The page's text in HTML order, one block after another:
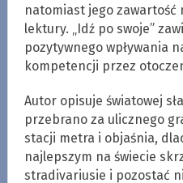
natomiast jego zawartość
lektury. „Idź po swoje”
pozytywnego wpływania
kompetencji przez
Autor opisuje światowej
przebrano za ulicznego
stacji metra i objaśnia,
najlepszym na świecie
stradivariusie i pozostać